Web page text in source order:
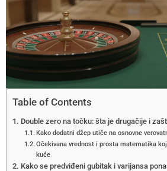
Table of Contents
Double zero na točku: šta je drugačije i
Kako dodatni džep utiče na osnovne
Očekivana vrednost i prosta matematika
kuće
Kako se predviđeni gubitak i varijansa